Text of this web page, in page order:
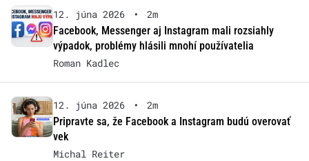
12. júna 2026 •
2m
Facebook, Messenger aj Instagram mali rozsiahly
výpadok, problémy hlásili mnohí používatelia
Roman Kadlec
12. júna 2026 •
2m
Pripravte sa, že Facebook a Instagram budú overovať
vek
Michal Reiter